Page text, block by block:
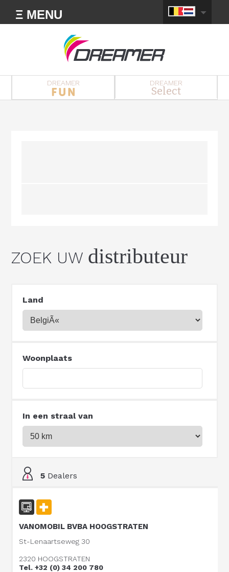
Ξ MENU
DREAMER DREAMER
Select
ZOEK UW distributeur
Land
Woonplaats
In een straal van
5 Dealers
VANOMOBIL BVBA HOOGSTRATEN
St-Lenaartseweg 30
2320 HOOGSTRATEN
Tel. +32 (0) 34 200 780